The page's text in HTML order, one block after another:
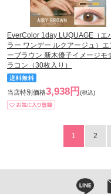
EverColor 1day LUQUAGE（エ
ラー ワンデー ルクアージュ）エ
ーブラウン 新木優子イメージモ
ラコン（30枚入り）
当店特別価格3,938円 (税込)
1 2